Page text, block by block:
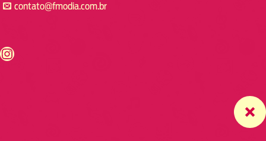
contato@fmodia.com.br
https://www.instagram.com/fmodia.cabofrio/